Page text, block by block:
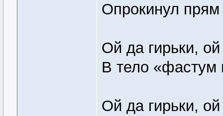
Опрокинул прям
Ой да гирьки,
В тело «фастум
Ой да гирьки,